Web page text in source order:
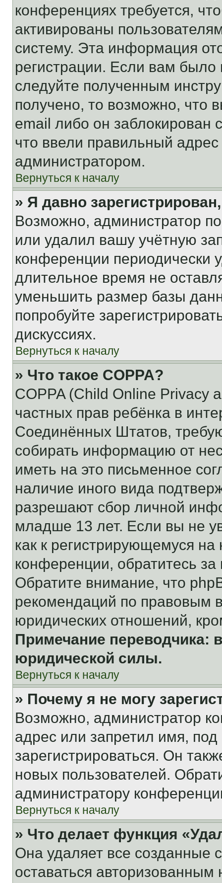
конференциях требуется,
активированы
систему. Эта информация
регистрации. Если вам
следуйте полученным
получено, то возможно, что
email либо он
что ввели правильный адрес
администратором.
Вернуться к началу
» Я давно
Возможно, администратор
или удалил вашу учётную
конференции периодически
длительное время не
уменьшить размер базы
попробуйте
дискуссиях.
Вернуться к началу
» Что такое COPPA?
COPPA (Child Online Privacy
частных прав ребёнка в
Соединённых Штатов,
собирать информацию от
иметь на это письменное
наличие иного вида
разрешают сбор личной
младше 13 лет. Если вы не
как к регистрирующемуся
конференции, обратитесь
Обратите внимание, что
рекомендаций по правовым
юридических отношений,
Примечание переводчика:
юридической силы.
Вернуться к началу
» Почему я не могу
Возможно, администратор
адрес или запретил имя,
зарегистрироваться. Он
новых пользователей.
администратору
Вернуться к началу
» Что делает функция
Она удаляет все созданные
оставаться